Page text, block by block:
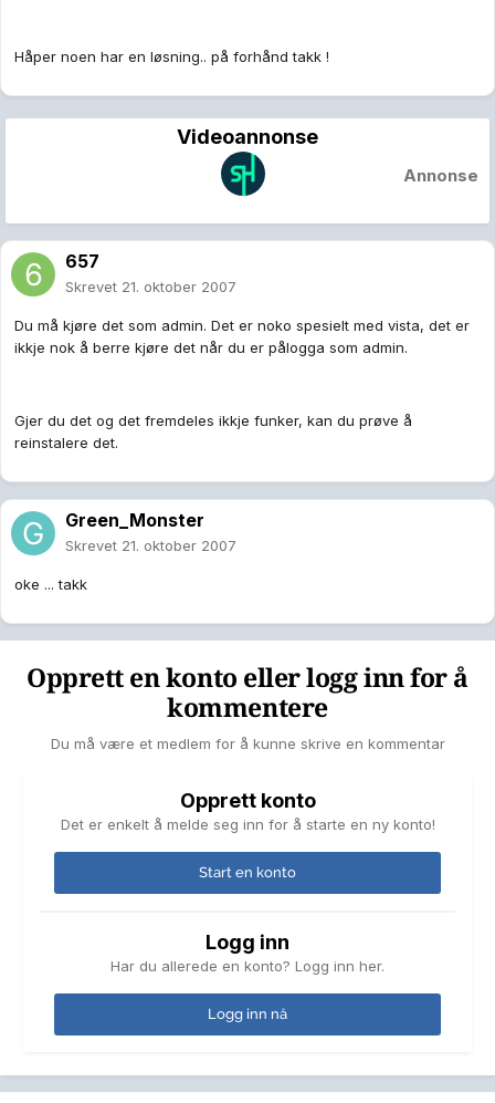
Håper noen har en løsning.. på forhånd takk !
Videoannonse
Annonse
657
Skrevet 21. oktober 2007
Du må kjøre det som admin. Det er noko spesielt med vista, det er
ikkje nok å berre kjøre det når du er pålogga som admin.
Gjer du det og det fremdeles ikkje funker, kan du prøve å
reinstalere det.
Green_Monster
Skrevet 21. oktober 2007
oke ... takk
Opprett en konto eller logg inn for å
kommentere
Du må være et medlem for å kunne skrive en kommentar
Opprett konto
Det er enkelt å melde seg inn for å starte en ny konto!
Start en konto
Logg inn
Har du allerede en konto? Logg inn her.
Logg inn nå